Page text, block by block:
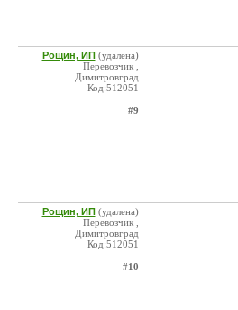
Рощин, ИП (удалена)
Перевозчик ,
Димитровград
Код:512051
#9
Рощин, ИП (удалена)
Перевозчик ,
Димитровград
Код:512051
#10